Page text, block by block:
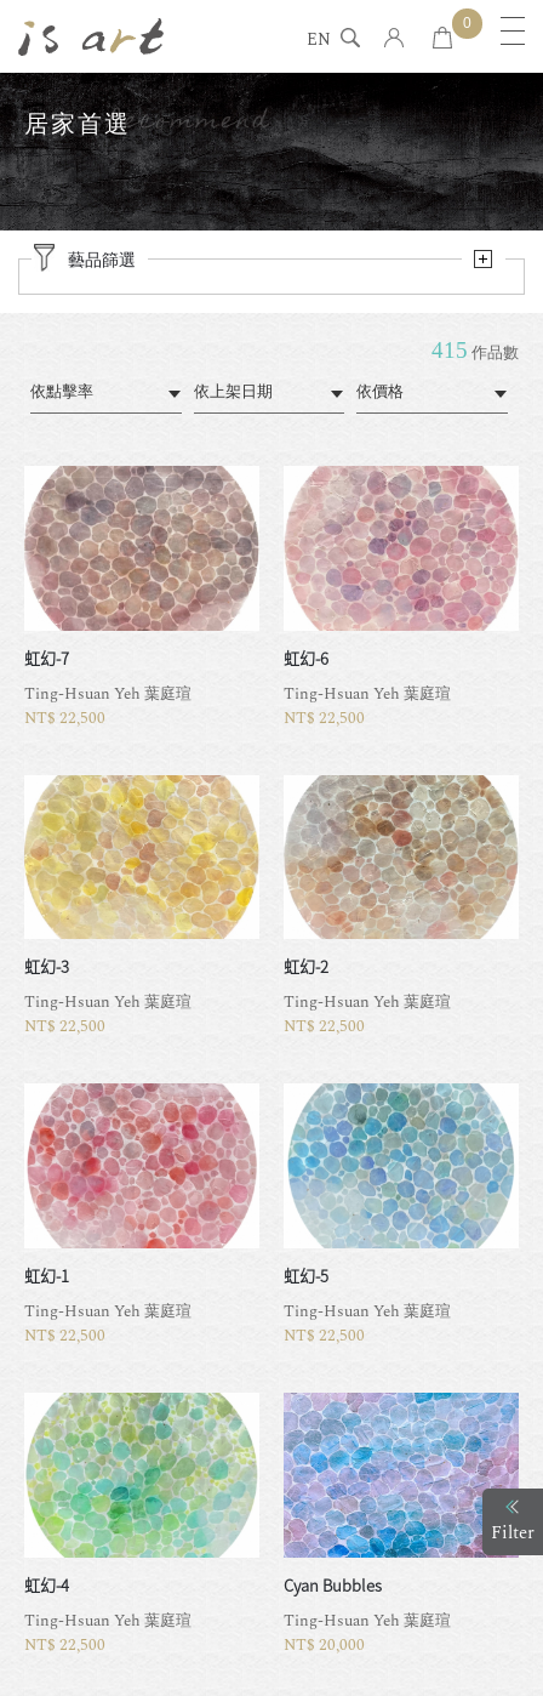
EN
0
居家首選Recommend
藝品篩選
415 作品數
依點擊率
依上架日期 依價格
虹幻-7
Ting-Hsuan Yeh 葉庭瑄
NT$ 22,500
虹幻-6
Ting-Hsuan Yeh 葉庭瑄
NT$ 22,500
虹幻-3
Ting-Hsuan Yeh 葉庭瑄
NT$ 22,500
虹幻-2
Ting-Hsuan Yeh 葉庭瑄
NT$ 22,500
虹幻-1
Ting-Hsuan Yeh 葉庭瑄
NT$ 22,500
虹幻-5
Ting-Hsuan Yeh 葉庭瑄
NT$ 22,500
虹幻-4
Ting-Hsuan Yeh 葉庭瑄
NT$ 22,500
Cyan Bubbles
Ting-Hsuan Yeh 葉庭瑄
NT$ 20,000
Filter